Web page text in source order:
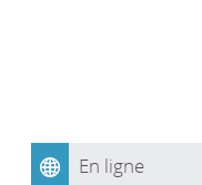
En ligne